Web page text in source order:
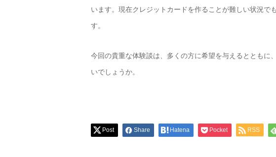
います。現在クレジットカードを作ることが難しい状況で
す。
今回の貴重な体験談は、多くの方に希望を与えるとともに
いでしょうか。
Post Share Hatena Pocket RSS